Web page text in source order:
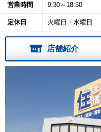
営業時間 9:30～18:30
定休日 火曜日・水曜日
店舗紹介